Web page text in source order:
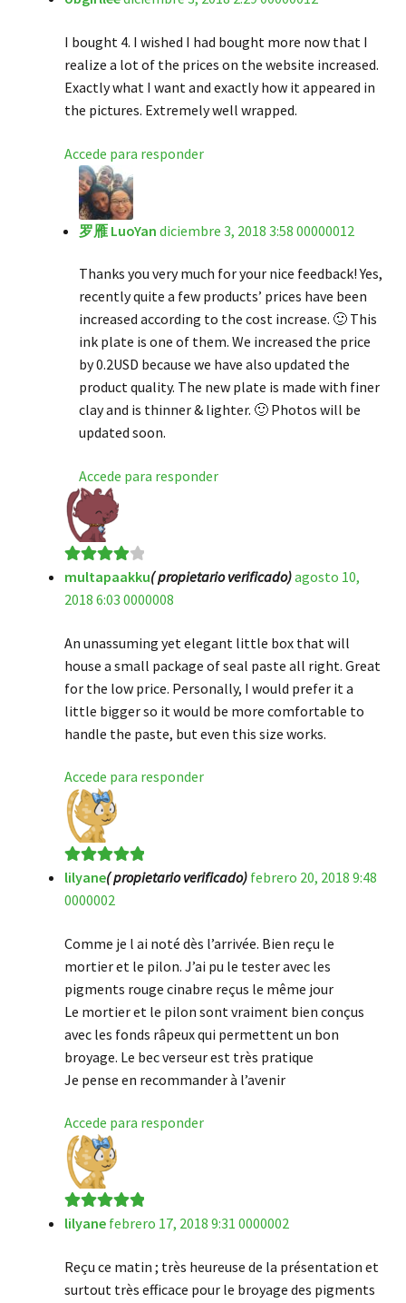
I bought 4. I wished I had bought more now that I
realize a lot of the prices on the website increased.
Exactly what I want and exactly how it appeared in
the pictures. Extremely well wrapped.
Accede para responder
罗雁 LuoYan diciembre 3, 2018 3:58 00000012
Thanks you very much for your nice feedback! Yes,
recently quite a few products’ prices have been
increased according to the cost increase. 🙂 This
ink plate is one of them. We increased the price
by 0.2USD because we have also updated the
product quality. The new plate is made with finer
clay and is thinner & lighter. 🙂 Photos will be
updated soon.
Accede para responder
Valorado
en4de 5
multapaakku( propietario verificado)agosto 10,
2018 6:03 0000008
An unassuming yet elegant little box that will
house a small package of seal paste all right. Great
for the low price. Personally, I would prefer it a
little bigger so it would be more comfortable to
handle the paste, but even this size works.
Accede para responder
Valorado en5
de 5
lilyane( propietario verificado) febrero 20, 2018 9:48
0000002
Comme je l ai noté dès l’arrivée. Bien reçu le
mortier et le pilon. J’ai pu le tester avec les
pigments rouge cinabre reçus le même jour
Le mortier et le pilon sont vraiment bien conçus
avec les fonds râpeux qui permettent un bon
broyage. Le bec verseur est très pratique
Je pense en recommander à l’avenir
Accede para responder
Valorado en5
lilyane febrero 17, 2018 9:31 0000002
Reçu ce matin ; très heureuse de la présentation et
surtout très efficace pour le broyage des pigments